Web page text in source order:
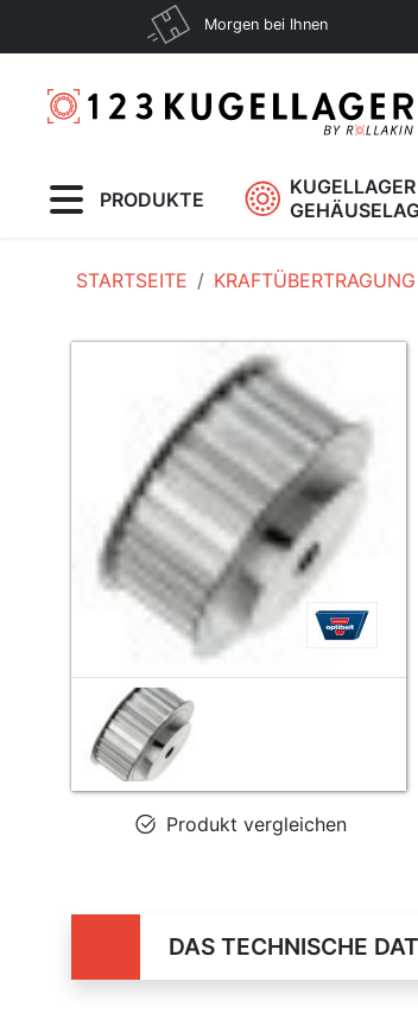
Morgen bei Ihnen
PRODUKTE
STARTSEITE KRAFTÜBERTRAGUNG
Produkt vergleichen
DAS TECHNISCHE